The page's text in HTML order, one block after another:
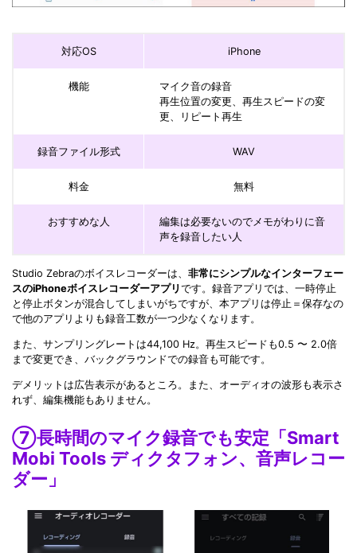
対応OS iPhone
機能
マイク音の録音
再生位置の変更、再生スピードの変
更、リピート再生
録音ファイル形式 WAV
料金 無料
おすすめな人
編集は必要ないのでメモがわりに音
声を録音したい人
Studio Zebraのボイスレコーダーは、 非常にシンプルなインターフェー
スのiPhoneボイスレコーダーアプリです。録音アプリでは、一時停止
と停止ボタンが混合してしまいがちですが、本アプリは停止＝保存なの
で他のアプリよりも録音工数が一つ少なくなります。
また、サンプリングレートは44,100 Hz。再生スピードも0.5 〜 2.0倍
まで変更でき、バックグラウンドでの録音も可能です。
デメリットは広告表示があるところ。また、オーディオの波形も表示さ
れず、編集機能もありません。
⑦長時間のマイク録音でも安定「Smart
Mobi Tools ディクタフォン、音声レコー
ダー」